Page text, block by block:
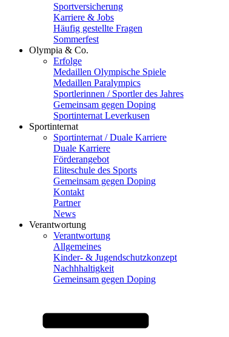
Sportversicherung
Karriere & Jobs
Häufig gestellte Fragen
Sommerfest
Olympia & Co.
Erfolge
Medaillen Olympische Spiele
Medaillen Paralympics
Sportlerinnen / Sportler des Jahres
Gemeinsam gegen Doping
Sportinternat Leverkusen
Sportinternat
Sportinternat / Duale Karriere
Duale Karriere
Förderangebot
Eliteschule des Sports
Gemeinsam gegen Doping
Kontakt
Partner
News
Verantwortung
Verantwortung
Allgemeines
Kinder- & Jugendschutzkonzept
Nachhhaltigkeit
Gemeinsam gegen Doping